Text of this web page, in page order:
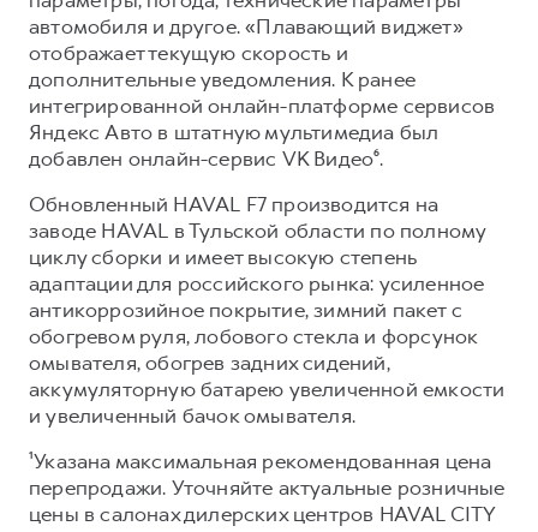
автомобиля и другое. «Плавающий виджет»
отображает текущую скорость и
дополнительные уведомления. К ранее
интегрированной онлайн-платформе сервисов
Яндекс Авто в штатную мультимедиа был
добавлен онлайн-сервис VK Видео⁶.
Обновленный HAVAL F7 производится на
заводе HAVAL в Тульской области по полному
циклу сборки и имеет высокую степень
адаптации для российского рынка: усиленное
антикоррозийное покрытие, зимний пакет с
обогревом руля, лобового стекла и форсунок
омывателя, обогрев задних сидений,
аккумуляторную батарею увеличенной емкости
и увеличенный бачок омывателя.
¹Указана максимальная рекомендованная цена
перепродажи. Уточняйте актуальные розничные
цены в салонах дилерских центров HAVAL CITY